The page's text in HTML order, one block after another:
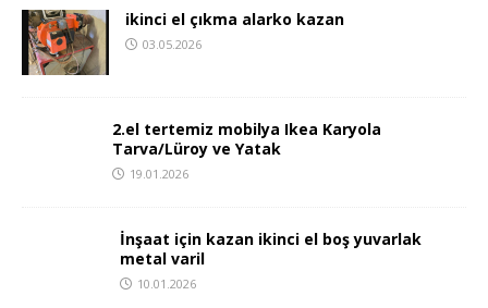
ikinci el çıkma alarko kazan
03.05.2026
2.el tertemiz mobilya Ikea Karyola
Tarva/Lüroy ve Yatak
19.01.2026
İnşaat için kazan ikinci el boş yuvarlak
metal varil
10.01.2026